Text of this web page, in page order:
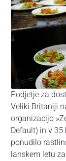
Podjetje za
Veliki Britaniji
organizacijo
Default) in v
ponudilo
lanskem letu